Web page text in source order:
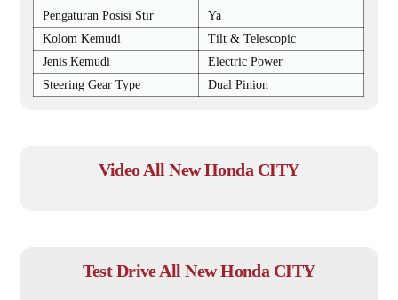
Pengaturan Posisi Stir
Ya
Kolom Kemudi
Tilt & Telescopic
Jenis Kemudi
Electric Power
Steering Gear Type
Dual Pinion
Video All New Honda CITY
Test Drive All New Honda CITY